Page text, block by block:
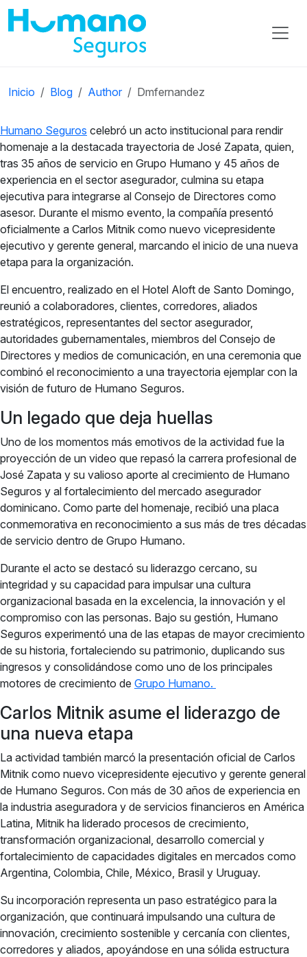
Inicio Blog Author Dmfernandez
Humano Seguros celebró un acto institucional para rendir
homenaje a la destacada trayectoria de José Zapata, quien,
tras 35 años de servicio en Grupo Humano y 45 años de
experiencia en el sector asegurador, culmina su etapa
ejecutiva para integrarse al Consejo de Directores como
asesor. Durante el mismo evento, la compañía presentó
oficialmente a Carlos Mitnik como nuevo vicepresidente
ejecutivo y gerente general, marcando el inicio de una nueva
etapa para la organización.
El encuentro, realizado en el Hotel Aloft de Santo Domingo,
reunió a colaboradores, clientes, corredores, aliados
estratégicos, representantes del sector asegurador,
autoridades gubernamentales, miembros del Consejo de
Directores y medios de comunicación, en una ceremonia que
combinó el reconocimiento a una trayectoria ejemplar con la
visión de futuro de Humano Seguros.
Un legado que deja huellas
Uno de los momentos más emotivos de la actividad fue la
proyección de un video que repasó la carrera profesional de
José Zapata y su valioso aporte al crecimiento de Humano
Seguros y al fortalecimiento del mercado asegurador
dominicano. Como parte del homenaje, recibió una placa
conmemorativa en reconocimiento a sus más de tres décadas
de servicio dentro de Grupo Humano.
Durante el acto se destacó su liderazgo cercano, su
integridad y su capacidad para impulsar una cultura
organizacional basada en la excelencia, la innovación y el
compromiso con las personas. Bajo su gestión, Humano
Seguros experimentó una de las etapas de mayor crecimiento
de su historia, fortaleciendo su patrimonio, duplicando sus
ingresos y consolidándose como uno de los principales
motores de crecimiento de Grupo Humano.
Carlos Mitnik asume el liderazgo de
una nueva etapa
La actividad también marcó la presentación oficial de Carlos
Mitnik como nuevo vicepresidente ejecutivo y gerente general
de Humano Seguros. Con más de 30 años de experiencia en
la industria aseguradora y de servicios financieros en América
Latina, Mitnik ha liderado procesos de crecimiento,
transformación organizacional, desarrollo comercial y
fortalecimiento de capacidades digitales en mercados como
Argentina, Colombia, Chile, México, Brasil y Uruguay.
Su incorporación representa un paso estratégico para la
organización, que continuará impulsando una cultura de
innovación, crecimiento sostenible y cercanía con clientes,
corredores y aliados, apoyándose en una sólida estructura